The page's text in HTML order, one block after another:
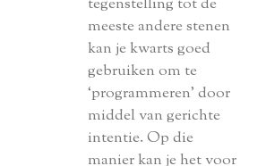
meeste andere stenen
kan je kwarts goed
gebruiken om te
‘programmeren’ door
middel van gerichte
intentie. Op die
manier kan je het voor